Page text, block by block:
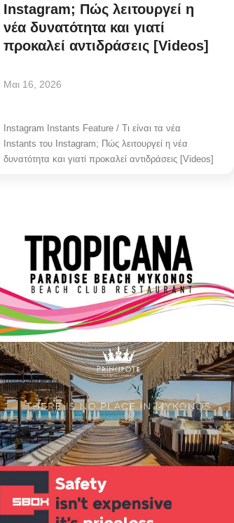
Instagram; Πώς λειτουργεί η
νέα δυνατότητα και γιατί
προκαλεί αντιδράσεις [Videos]
Μαι 16, 2026
Instagram Instants Feature / Τι είναι τα νέα
Instants του Instagram; Πώς λειτουργεί η νέα
δυνατότητα και γιατί προκαλεί αντιδράσεις [Videos]